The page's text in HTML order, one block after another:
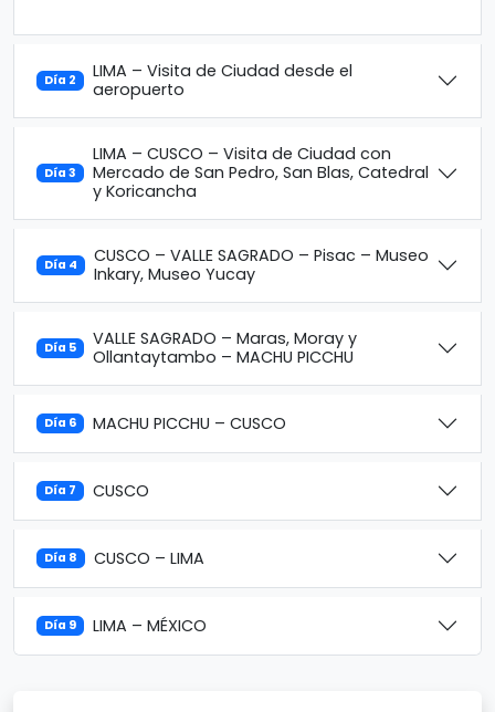
Día 2
LIMA – Visita de Ciudad desde el
aeropuerto
Día 3
LIMA – CUSCO – Visita de Ciudad con
Mercado de San Pedro, San Blas, Catedral
y Koricancha
Día 4
CUSCO – VALLE SAGRADO – Pisac – Museo
Inkary, Museo Yucay
Día 5
VALLE SAGRADO – Maras, Moray y
Ollantaytambo – MACHU PICCHU
Día 6 MACHU PICCHU – CUSCO
Día 7 CUSCO
Día 8 CUSCO – LIMA
Día 9 LIMA – MÉXICO